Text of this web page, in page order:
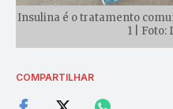
Insulina é o tratamento
1 | Foto:
COMPARTILHAR